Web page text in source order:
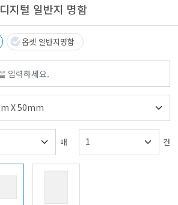
디지털 일반지 명함
옵셋 일반지명함
매 건